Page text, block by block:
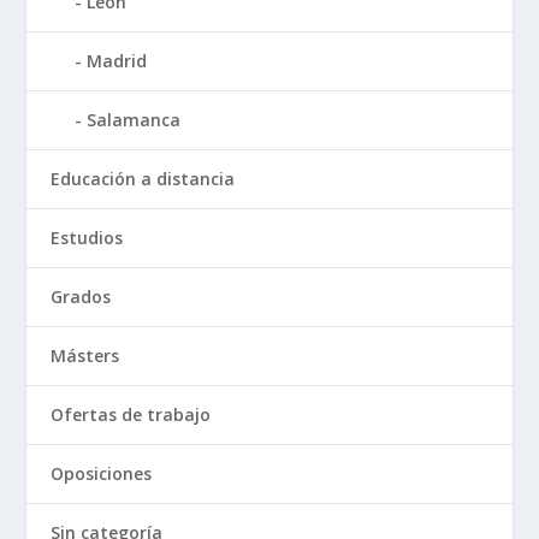
Madrid
Salamanca
Educación a distancia
Estudios
Grados
Másters
Ofertas de trabajo
Oposiciones
Sin categoría